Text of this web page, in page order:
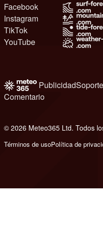
Facebook
Instagram
TikTok
YouTube
PublicidadSoporte
Comentario
© 2026 Meteo365 Ltd. Todos
Términos de usoPolítica de